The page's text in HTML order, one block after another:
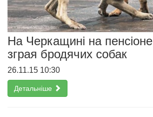
На Черкащині на
зграя бродячих собак
26.11.15 10:30
Детальніше